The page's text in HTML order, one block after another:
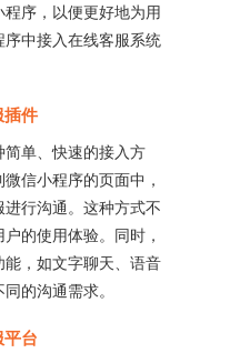
程序，以便更好地为用
中接入在线客服系统
件
单、快速的接入方
信小程序的页面中，
行沟通。这种方式不
的使用体验。同时，
，如文字聊天、语音
的沟通需求。
台